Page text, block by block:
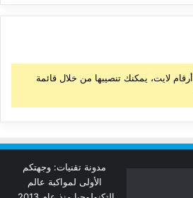
لايت، يمكنك تنصيبها من خلال قائمة
مدونة تقنيات: وجهتكم
الأولى لمواكبة عالم